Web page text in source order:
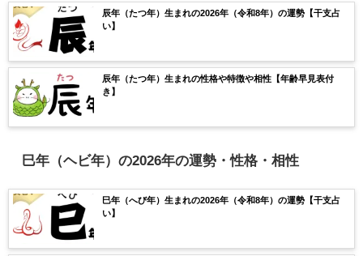
辰年（たつ年）生まれの2026年（令和8年）の運勢【干支占
い】
辰年（たつ年）生まれの性格や特徴や相性【年齢早見表付
き】
巳年（ヘビ年）の2026年の運勢・性格・相性
巳年（へび年）生まれの2026年（令和8年）の運勢【干支占
い】